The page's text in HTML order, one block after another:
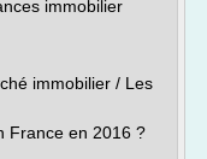
immobilier
immobilier / Les
France en 2016 ?